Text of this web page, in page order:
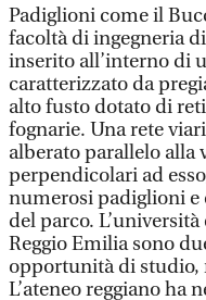
Padiglioni come il
facoltà di ingegneria
inserito all’interno di
caratterizzato da
alto fusto dotato di
fognarie. Una rete
alberato parallelo alla
perpendicolari ad
numerosi padiglioni e
del parco.
Reggio Emilia sono
opportunità di studio,
L’ateneo reggiano ha